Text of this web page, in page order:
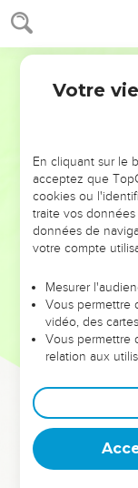
NE
ET SI LEURS
leur foi ou leur
et les saisons
Dans cette
clés pour avancer
deviennent vos
équipe, un
Votre
En cliquant sur le
acceptez que
cookies ou
traite vos
données de
votre compte
Mesurer
Vous permettre
vidéo, des
Vous permettre
relation aux